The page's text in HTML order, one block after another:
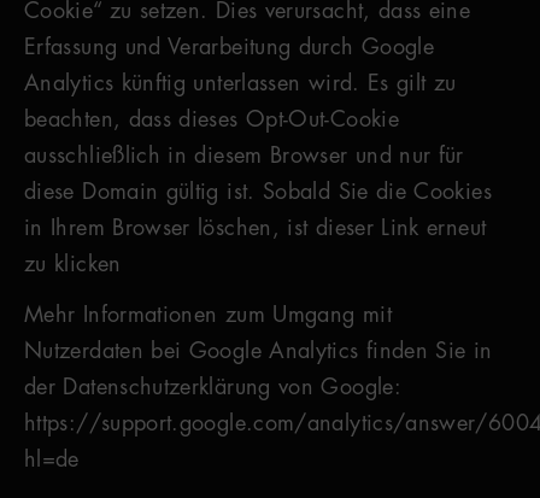
Cookie“ zu setzen. Dies verursacht, dass eine
Erfassung und Verarbeitung durch Google
Analytics künftig unterlassen wird. Es gilt zu
beachten, dass dieses Opt-Out-Cookie
ausschließlich in diesem Browser und nur für
diese Domain gültig ist. Sobald Sie die Cookies
in Ihrem Browser löschen, ist dieser Link erneut
zu klicken
Mehr Informationen zum Umgang mit
Nutzerdaten bei Google Analytics finden Sie in
der Datenschutzerklärung von Google:
https://support.google.com/analytics/answer/
hl=de